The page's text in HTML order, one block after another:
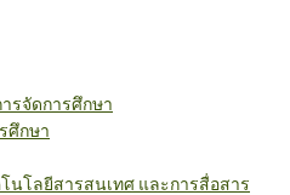
รจัดการศึกษา
ศึกษา
นโลยีสารสนเทศ และการสื่อสาร